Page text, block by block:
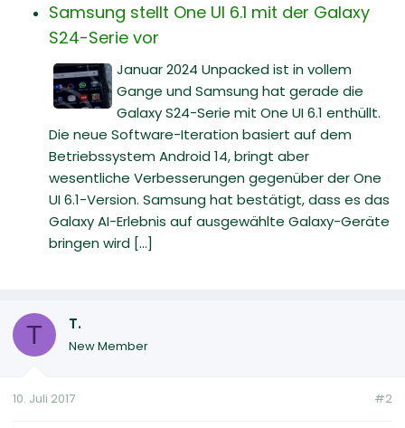
Samsung stellt One UI 6.1 mit der Galaxy
S24-Serie vor
Januar 2024 Unpacked ist in vollem
Gange und Samsung hat gerade die
Galaxy S24-Serie mit One UI 6.1 enthüllt.
Die neue Software-Iteration basiert auf dem
Betriebssystem Android 14, bringt aber
wesentliche Verbesserungen gegenüber der One
UI 6.1-Version. Samsung hat bestätigt, dass es das
Galaxy AI-Erlebnis auf ausgewählte Galaxy-Geräte
bringen wird [...]
T T.
New Member
10. Juli 2017 #2